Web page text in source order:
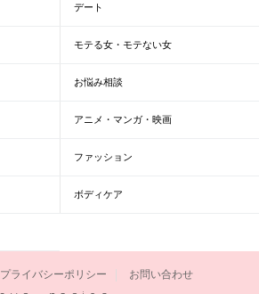
デート
モテる女・モテない女
お悩み相談
アニメ・マンガ・映画
ファッション
ボディケア
プライバシーポリシー お問い合わせ